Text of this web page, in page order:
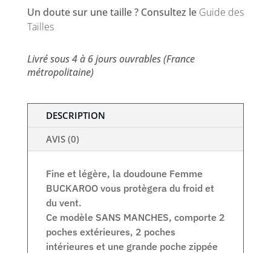
manches
Un doute sur une taille ? Consultez le Guide des
Tailles
Livré sous 4 à 6 jours ouvrables (France
métropolitaine)
DESCRIPTION
AVIS (0)
Fine et légère, la doudoune Femme
BUCKAROO vous protègera du froid et
du vent.
Ce modèle SANS MANCHES, comporte 2
poches extérieures, 2 poches
intérieures et une grande poche zippée